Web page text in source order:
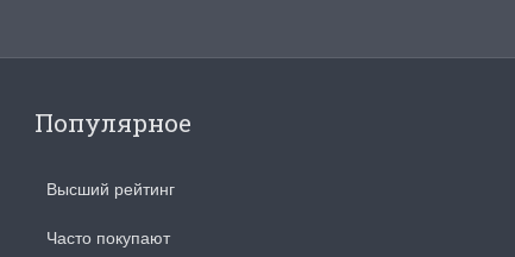
Популярное
Высший рейтинг
Часто покупают